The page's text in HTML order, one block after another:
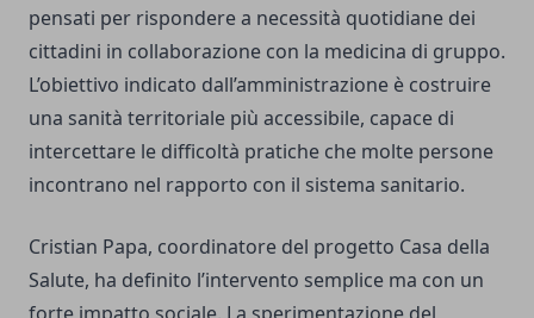
pensati per rispondere a necessità quotidiane dei
cittadini in collaborazione con la medicina di gruppo.
L’obiettivo indicato dall’amministrazione è costruire
una sanità territoriale più accessibile, capace di
intercettare le difficoltà pratiche che molte persone
incontrano nel rapporto con il sistema sanitario.
Cristian Papa, coordinatore del progetto Casa della
Salute, ha definito l’intervento semplice ma con un